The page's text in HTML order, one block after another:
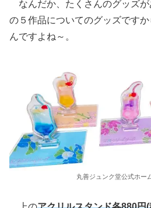
なんだか、たくさんのグッズが
の５作品についてのグッズです
んですよね～。
丸善ジュンク堂公式ホー